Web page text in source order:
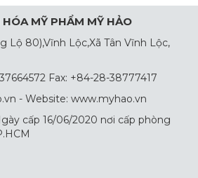
MỸ PHẨM MỸ HẢO
Lộ 80),Vĩnh Lộc,Xã Tân Vĩnh Lộc,
Fax: +84-28-38777417
- Website: www.myhao.vn
cấp 16/06/2020 nơi cấp phòng